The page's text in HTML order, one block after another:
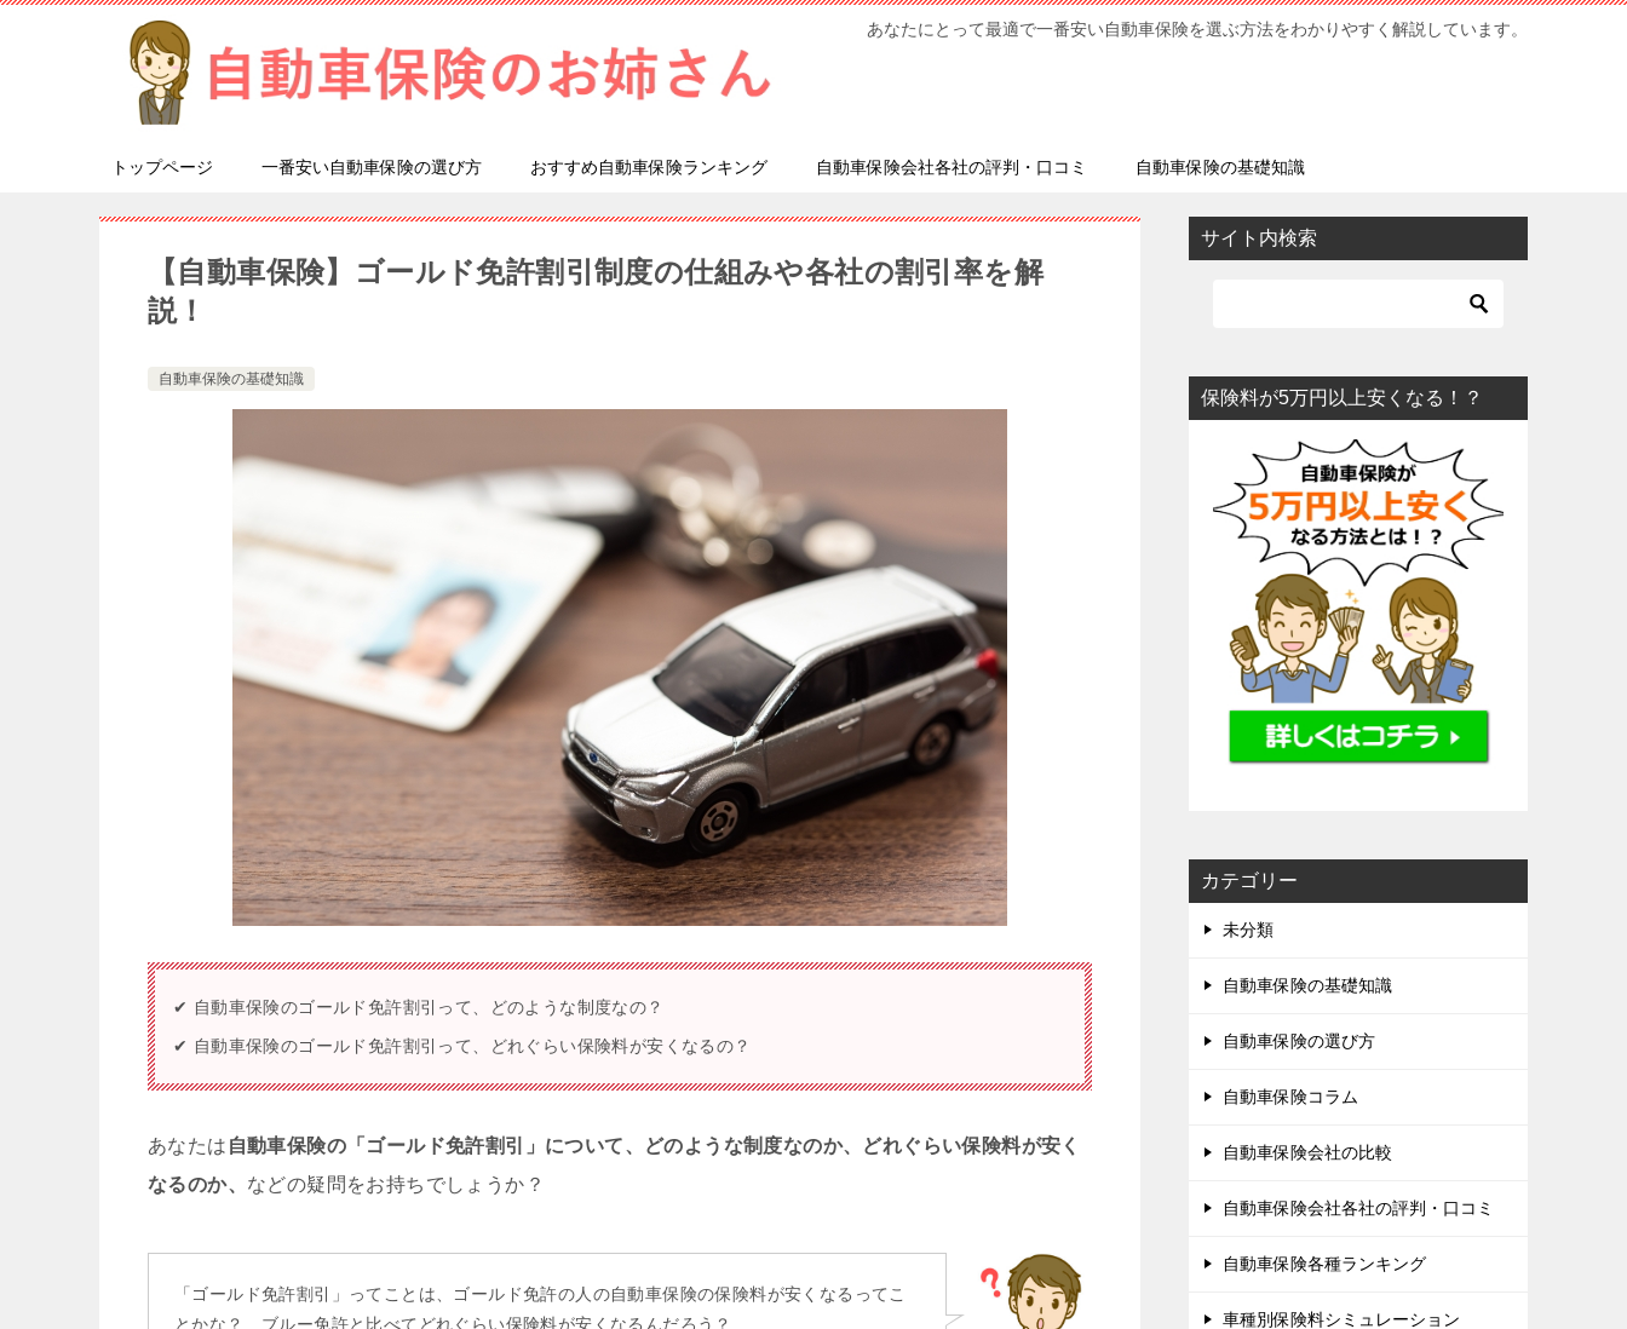
あなたにとって最適で一番安い自動車保険を選ぶ方法をわかりやすく解説しています。
トップページ 一番安い自動車保険の選び方 おすすめ自動車保険ランキング 自動車保険会社各社の評判・口コミ 自動車保険の基礎知識
【自動車保険】ゴールド免許割引制度の仕組みや各社の割引率を解
説！
自動車保険の基礎知識
✔ 自動車保険のゴールド免許割引って、どのような制度なの？
✔ 自動車保険のゴールド免許割引って、どれぐらい保険料が安くなるの？
あなたは 自動車保険の「ゴールド免許割引」について、どのような制度なのか、どれぐらい保険料が安く
なるのか、 などの疑問をお持ちでしょうか？
「ゴールド免許割引」ってことは、ゴールド免許の人の自動車保険の保険料が安くなるってこ
とかな？ ブルー免許と比べてどれぐらい保険料が安くなるんだろう？
サイト内検索
保険料が5万円以上安くなる！？
カテゴリー
未分類
自動車保険の基礎知識
自動車保険の選び方
自動車保険コラム
自動車保険会社の比較
自動車保険会社各社の評判・口コミ
自動車保険各種ランキング
車種別保険料シミュレーション